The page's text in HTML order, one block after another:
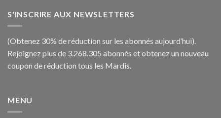
S'INSCRIRE AUX NEWSLETTERS
(Obtenez 30% de réduction sur les abonnés aujourd’hui).
Rejoignez plus de 3.268.305 abonnés et obtenez un nouveau
coupon de réduction tous les Mardis.
MENU